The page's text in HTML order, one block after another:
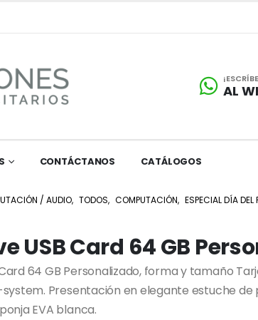
AL
CONTÁCTANOS CATÁLOGOS
/ AUDIO, TODOS, COMPUTACIÓN, ESPECIAL DÍA DEL
USB Card 64 GB
64 GB Personalizado, forma y tamaño
system. Presentación en elegante estuche
EVA blanca.